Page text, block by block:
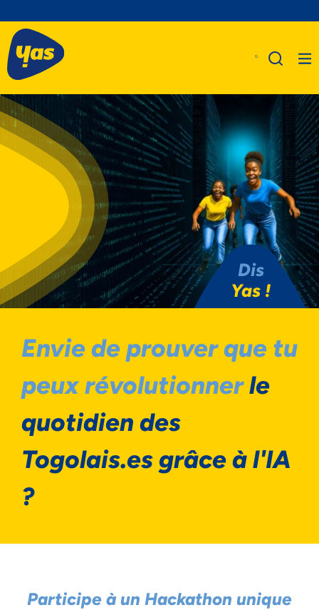
A Propos De Nous
Produits
Business
Assistance
Dis
Yas !
Envie de prouver que tu
peux révolutionnerle
quotidien des
Togolais.es grâce à l'IA
?
Participe à un Hackathon unique